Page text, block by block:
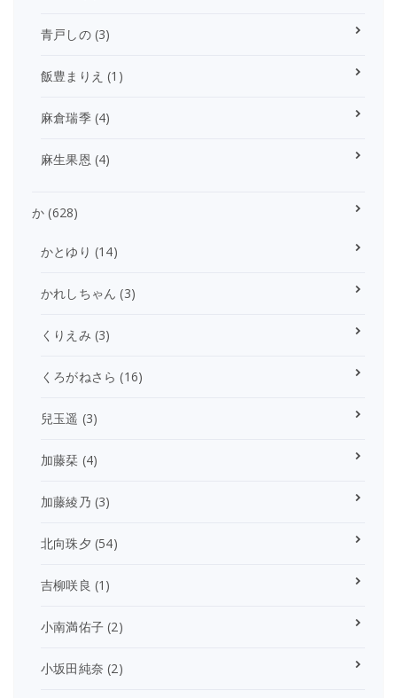
青戸しの(3)
飯豊まりえ (1)
麻倉瑞季(4)
麻生果恩 (4)
か (628)
かとゆり (14)
かれしちゃん (3)
くりえみ (3)
くろがねさら (16)
兒玉遥 (3)
加藤栞 (4)
加藤綾乃 (3)
北向珠夕 (54)
吉柳咲良 (1)
小南満佑子 (2)
小坂田純奈 (2)